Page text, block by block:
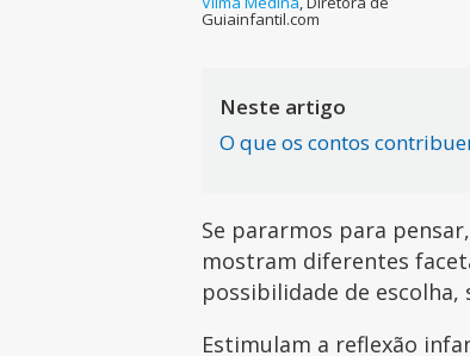
Guiainfantil.com
Neste artigo
O que os contos
Se pararmos para pensar,
mostram diferentes
possibilidade de
Estimulam a reflexão